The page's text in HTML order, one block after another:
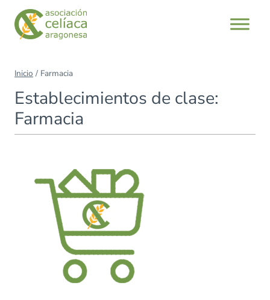
Saltar
contenido
Inicio / Farmacia
Establecimientos de clase:
Farmacia